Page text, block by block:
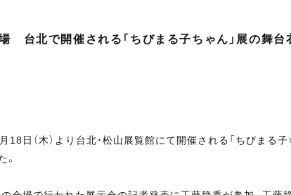
台北で開催される「ちびまる子ちゃん」展の舞台
18日（木）より台北・松山展覧館にて開催される「ちびま